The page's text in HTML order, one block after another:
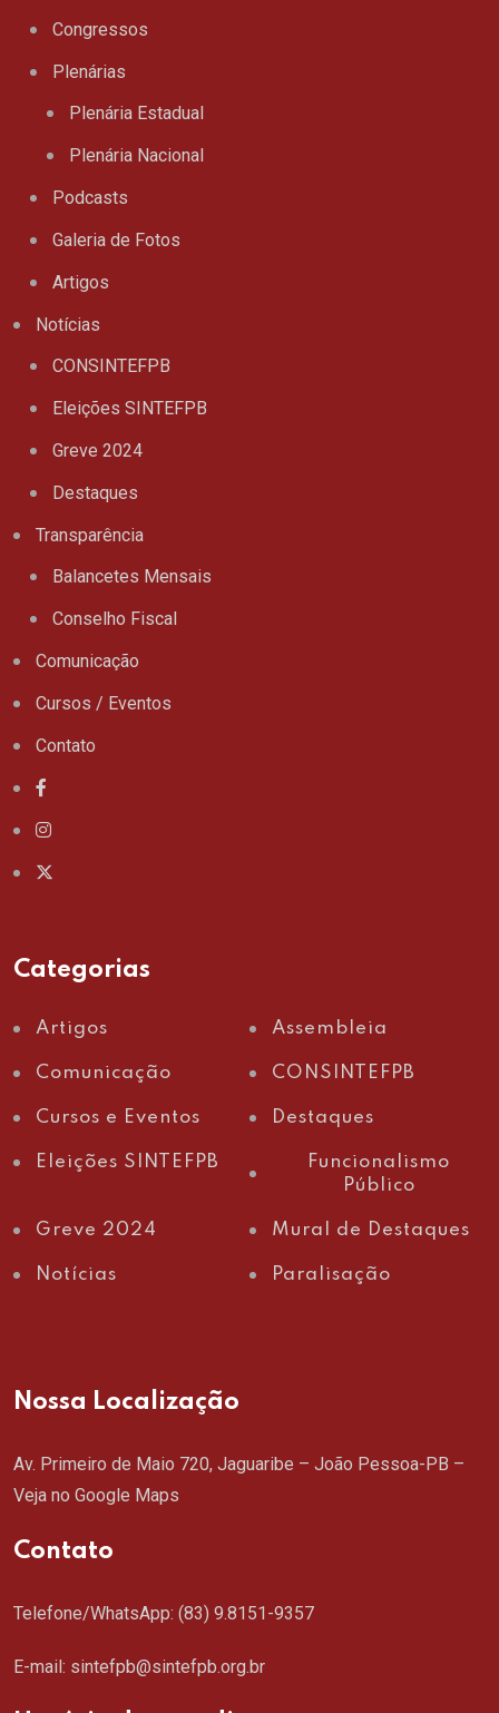
Congressos
Plenárias
Plenária Estadual
Plenária Nacional
Podcasts
Galeria de Fotos
Artigos
Notícias
CONSINTEFPB
Eleições SINTEFPB
Greve 2024
Destaques
Transparência
Balancetes Mensais
Conselho Fiscal
Comunicação
Cursos / Eventos
Contato
Categorias
Artigos Assembleia
Comunicação CONSINTEFPB
Cursos e Eventos Destaques
Eleições SINTEFPB
Funcionalismo
Público
Greve 2024 Mural de Destaques
Notícias Paralisação
Nossa Localização
Av. Primeiro de Maio 720, Jaguaribe – João Pessoa-PB –
Veja no Google Maps
Contato
Telefone/WhatsApp: (83) 9.8151-9357
E-mail: sintefpb@sintefpb.org.br